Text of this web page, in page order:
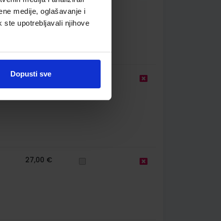
medije, oglašavanje i
ste upotrebljavali njihove
Dopusti sve
35,00 €
27,00 €